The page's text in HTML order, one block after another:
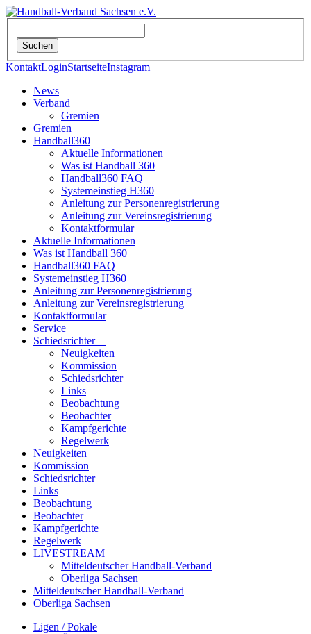
KontaktLoginStartseiteInstagram
News
Verband
Gremien
Gremien
Handball360
Aktuelle Informationen
Was ist Handball 360
Handball360 FAQ
Systemeinstieg H360
Anleitung zur Personenregistrierung
Anleitung zur Vereinsregistrierung
Kontaktformular
Aktuelle Informationen
Was ist Handball 360
Handball360 FAQ
Systemeinstieg H360
Anleitung zur Personenregistrierung
Anleitung zur Vereinsregistrierung
Kontaktformular
Service
Schiedsrichter
Neuigkeiten
Kommission
Schiedsrichter
Links
Beobachtung
Beobachter
Kampfgerichte
Regelwerk
Neuigkeiten
Kommission
Schiedsrichter
Links
Beobachtung
Beobachter
Kampfgerichte
Regelwerk
LIVESTREAM
Mitteldeutscher Handball-Verband
Oberliga Sachsen
Mitteldeutscher Handball-Verband
Oberliga Sachsen
Ligen / Pokale